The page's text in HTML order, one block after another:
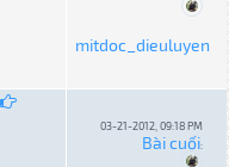
mitdoc_dieuluyen
03-21-2012, 09:18 PM
Bài cuối: